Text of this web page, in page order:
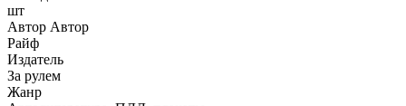
шт
Автор Автор
Райф
Издатель
За рулем
Жанр